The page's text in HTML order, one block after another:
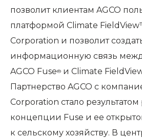
позволит клиентам AGCO
платформой Climate
Corporation и позволит
информационную связь
AGCO Fuse® и Climate
Партнерство AGCO с
Corporation стало
концепции Fuse и ее
к сельскому хозяйству. В